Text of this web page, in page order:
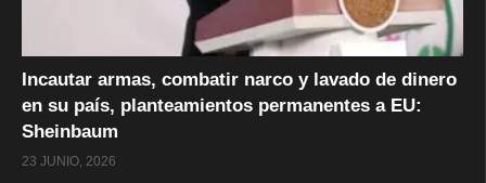
Incautar armas, combatir narco y lavado de dinero
en su país, planteamientos permanentes a EU:
Sheinbaum
23 JUNIO, 2026